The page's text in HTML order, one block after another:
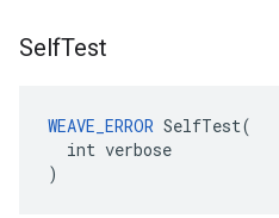
SelfTest
WEAVE_ERROR SelfTest(
int verbose
)